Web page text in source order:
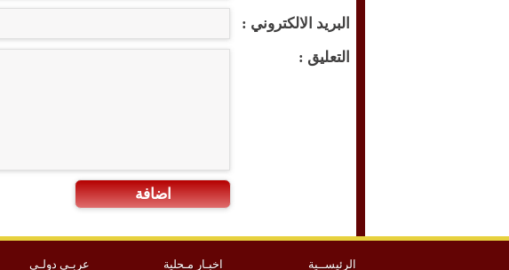
البريد الالكتروني :
التعليق :
اضافة
الرئيســية اخبـار مـحلية عربـي دولـي